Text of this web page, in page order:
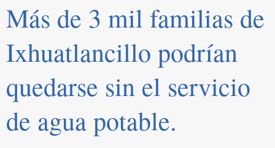
Más de 3 mil familias de
Ixhuatlancillo podrían
quedarse sin el servicio
de agua potable.